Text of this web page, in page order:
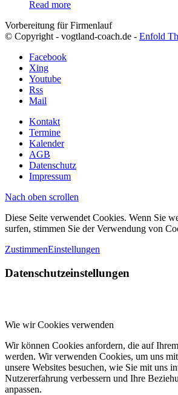
Read more
Vorbereitung für Firmenlauf
© Copyright - vogtland-coach.de - Enfold
Facebook
Xing
Youtube
Rss
Mail
Kontakt
Termine
Kalender
AGB
Datenschutz
Impressum
Nach oben scrollen
Diese Seite verwendet Cookies. Wenn Sie
surfen, stimmen Sie der Verwendung von
ZustimmenEinstellungen
Datenschutzeinstellungen
Wie wir Cookies verwenden
Wir können Cookies anfordern, die auf
werden. Wir verwenden Cookies, um uns
unsere Websites besuchen, wie Sie mit uns
Nutzererfahrung verbessern und Ihre
anpassen.